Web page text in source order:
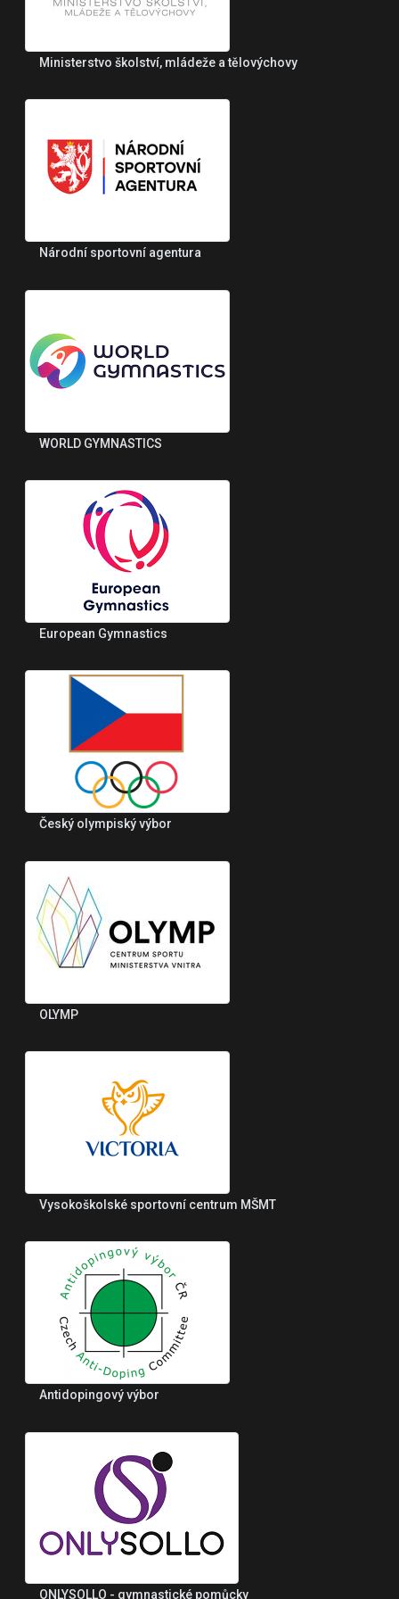
Ministerstvo školství, mládeže a tělovýchovy
Národní sportovní agentura
WORLD GYMNASTICS
European Gymnastics
Český olympiský výbor
OLYMP
Vysokoškolské sportovní centrum MŠMT
Antidopingový výbor
ONLYSOLLO - gymnastické pomůcky